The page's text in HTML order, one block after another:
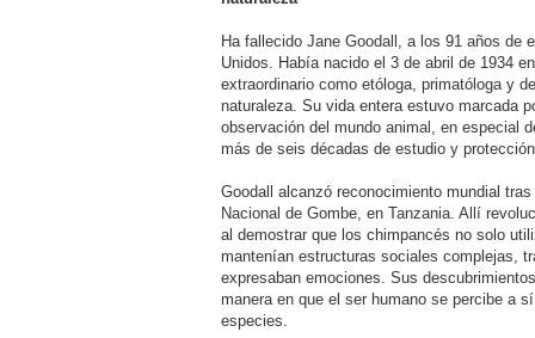
Ha fallecido Jane Goodall, a los 91 años de
Unidos. Había nacido el 3 de abril de 1934
extraordinario como etóloga, primatóloga y
naturaleza. Su vida entera estuvo marcada
observación del mundo animal, en especial
más de seis décadas de estudio y
Goodall alcanzó reconocimiento mundial
Nacional de Gombe, en Tanzania. Allí
al demostrar que los chimpancés no solo
mantenían estructuras sociales complejas,
expresaban emociones. Sus
manera en que el ser humano se percibe a
especies.